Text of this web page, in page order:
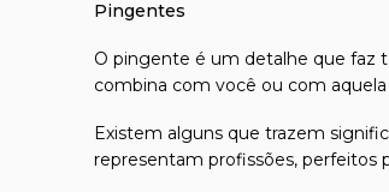
Pingentes
O pingente é um detalhe que faz
combina com você ou com
Existem alguns que trazem
representam profissões, perfeitos